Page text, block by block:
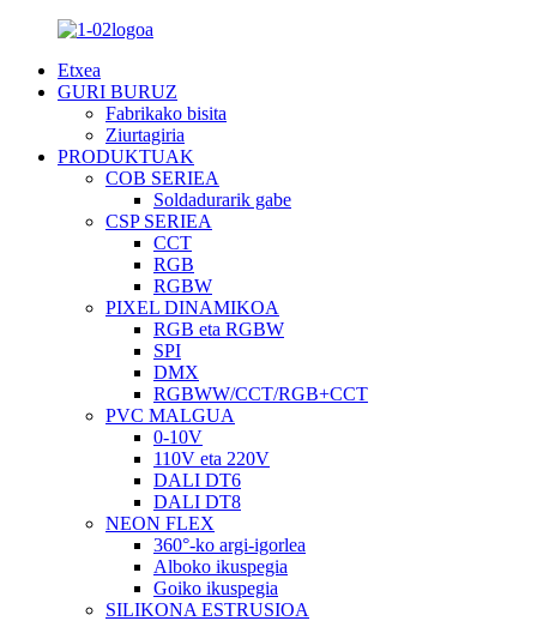
Etxea
GURI BURUZ
Fabrikako bisita
Ziurtagiria
PRODUKTUAK
COB SERIEA
Soldadurarik gabe
CSP SERIEA
CCT
RGB
RGBW
PIXEL DINAMIKOA
RGB eta RGBW
SPI
DMX
RGBWW/CCT/RGB+CCT
PVC MALGUA
0-10V
110V eta 220V
DALI DT6
DALI DT8
NEON FLEX
360°-ko argi-igorlea
Alboko ikuspegia
Goiko ikuspegia
SILIKONA ESTRUSIOA